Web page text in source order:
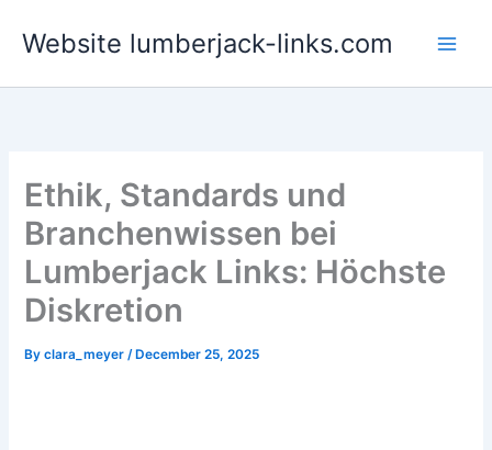
Website lumberjack-links.com
Ethik, Standards und
Branchenwissen bei
Lumberjack Links: Höchste
Diskretion
Byclara_meyer/ December 25, 2025